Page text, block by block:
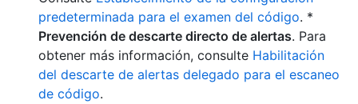
predeterminada para el examen del código. *
Prevención de descarte directo de alertas. Para
obtener más información, consulte Habilitación
del descarte de alertas delegado para el escaneo
de código.